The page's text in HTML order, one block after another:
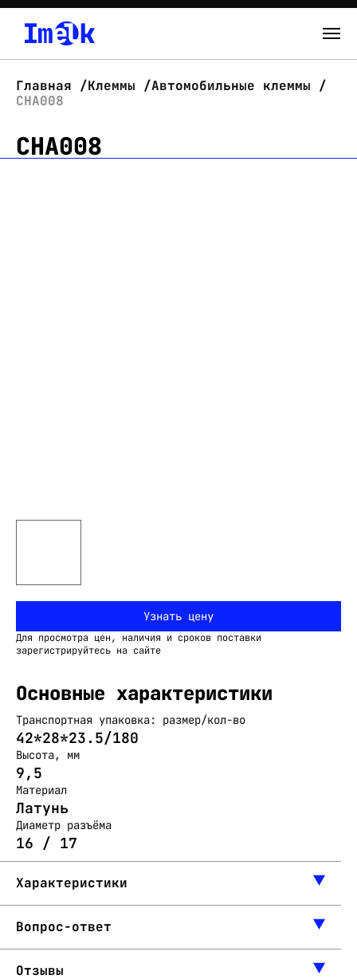
Новости
Главная Клеммы
Автомобильные клеммы
CHA008
CHA008
Узнать цену
Для просмотра цен, наличия и сроков поставки
зарегистрируйтесь на сайте
Основные характеристики
Транспортная упаковка: размер/кол-во
42*28*23.5/180
Высота, мм
9,5
Материал
Латунь
Диаметр разъёма
16 / 17
Характеристики
Вопрос-ответ
Отзывы